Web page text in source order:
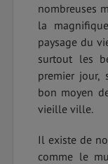
nombreuses
la
paysage du
surtout les
premier jour,
bon moyen
vieille ville.
Il existe de
comme le